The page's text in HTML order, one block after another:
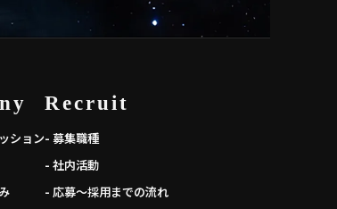
ション
Recruit
- 募集職種
- 社内活動
- 応募～採用までの流れ